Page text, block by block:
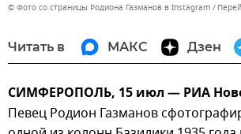
© Фото со страницы Родиона Газманов в Instagram
Читать в МАКС Дзен
СИМФЕРОПОЛЬ, 15 июл — РИА
Певец Родион Газманов